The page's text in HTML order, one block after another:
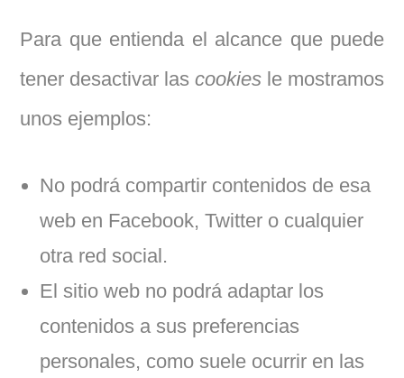
Para que entienda el alcance que puede
tener desactivar las cookies le mostramos
unos ejemplos:
No podrá compartir contenidos de esa
web en Facebook, Twitter o cualquier
otra red social.
El sitio web no podrá adaptar los
contenidos a sus preferencias
personales, como suele ocurrir en las